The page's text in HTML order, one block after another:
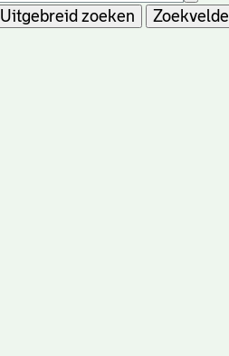
Uitgebreid zoeken